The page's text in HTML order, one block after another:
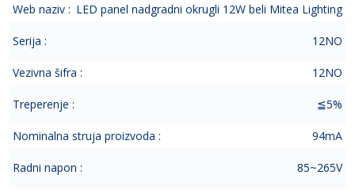
Web naziv : LED panel nadgradni okrugli 12W beli Mitea Lighting
Serija : 12NO
Vezivna šifra : 12NO
Treperenje : ≦5%
Nominalna struja proizvoda : 94mA
Radni napon : 85~265V